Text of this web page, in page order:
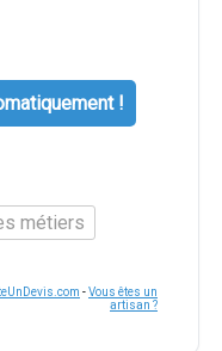
!
métiers
-Vous êtes un
artisan ?